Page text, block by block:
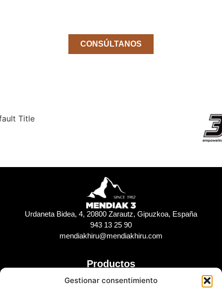
Gestionar consentimiento
CONSÚLTANOS
Urdaneta Bidea, 4, 20800 Zarautz, Gipuzkoa, España
943 13 25 90
mendiakhiru@mendiakhiru.com
Productos